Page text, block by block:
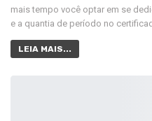
mais tempo você optar em se
e a quantia de período no
LEIA MAIS...